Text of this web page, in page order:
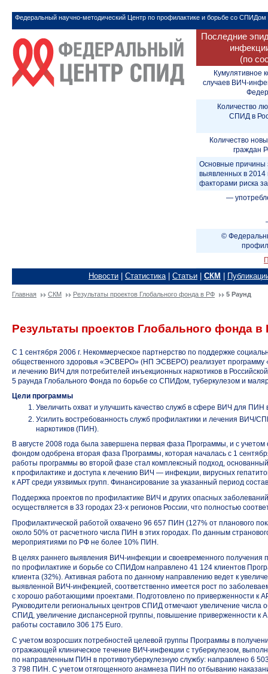
Федеральный научно-методический Центр по профилактике и борьбе со СПИДом
Последние
(по
Кумулятивное
случаев ВИЧ-
Количество
СПИД в
Количество
граждан
Основные причины
выявленных в 2014
факторами риска
—
©
Новости Статистика| Статьи СКМ
Главная СКМ Результаты проектов Глобального фонда в РФ 5 Раунд
Результаты проектов Глобального фонда
С 1 сентября 2006 г. Некоммерческое партнерство по поддержке
общественного здоровья «ЭСВЕРО» (НП ЭСВЕРО) реализует программу
и лечению ВИЧ для потребителей инъекционных наркотиков в
5 раунда Глобального Фонда по борьбе со СПИДом, туберкулезом и
Цели программы
Увеличить охват и улучшить качество служб в сфере ВИЧ для ПИН
Усилить востребованность служб профилактики и лечения ВИЧ/
наркотиков (ПИН).
В августе 2008 года была завершена первая фаза Программы, и с учетом
фондом одобрена вторая фаза Программы, которая началась с 1
работы программы во второй фазе стал комплексный подход,
к профилактике и доступа к лечению ВИЧ — инфекции, вирусных
к АРТ среди уязвимых групп. Финансирование за указанный период
Поддержка проектов по профилактике ВИЧ и других опасных
осуществляется в 33 городах 23-х регионов России, что полностью
Профилактической работой охвачено 96 657 ПИН (127% от планового
около 50% от расчетного числа ПИН в этих городах. По данным
мероприятиями по РФ не более 10% ПИН.
В целях раннего выявления ВИЧ-инфекции и своевременного
по профилактике и борьбе со СПИДом направлено 41 124 клиентов
клиента (32%). Активная работа по данному направлению ведет к
выявленной ВИЧ-инфекцией, соответственно имеется рост по
с хорошо работающими проектами. Подготовлено по приверженности к
Руководители региональных центров СПИД отмечают увеличение числа
СПИД, увеличение диспансерной группы, повышение приверженности к
работы составило 306 175 Euro.
С учетом возросших потребностей целевой группы Программы в
отражающей клиническое течение ВИЧ-инфекции с туберкулезом,
по направленным ПИН в противотуберкулезную службу: направлено 6
3 798 ПИН. С учетом отягощенного анамнеза ПИН по отбыванию